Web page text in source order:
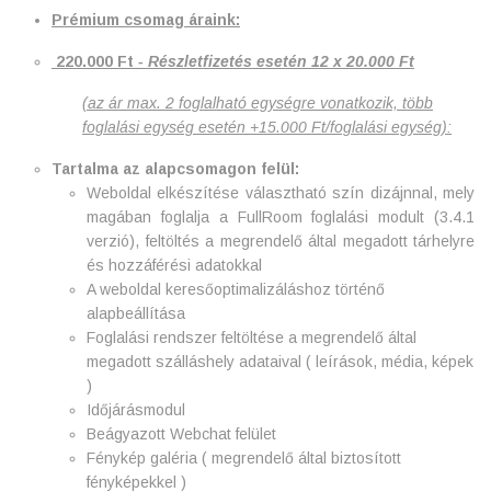
Prémium csomag áraink:
220.000 Ft - Részletfizetés esetén 12 x 20.000 Ft
(az ár max. 2 foglalható egységre vonatkozik, több
foglalási egység esetén +15.000 Ft/foglalási egység):
Tartalma az alapcsomagon felül:
Weboldal elkészítése választható szín dizájnnal, mely
magában foglalja a FullRoom foglalási modult (3.4.1
verzió), feltöltés a megrendelő által megadott tárhelyre
és hozzáférési adatokkal
A weboldal keresőoptimalizáláshoz történő
alapbeállítása
Foglalási rendszer feltöltése a megrendelő által
megadott szálláshely adataival ( leírások, média, képek
)
Időjárásmodul
Beágyazott Webchat felület
Fénykép galéria ( megrendelő által biztosított
fényképekkel )